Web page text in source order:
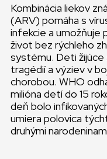
Kombinácia liekov
(ARV) pomáha s
infekcie a umožňuje
život bez rýchleho
systému. Deti žijúce
tragédií a výziev v
chorobou. WHO
milióna detí do 15
deň bolo
umiera polovica
druhými